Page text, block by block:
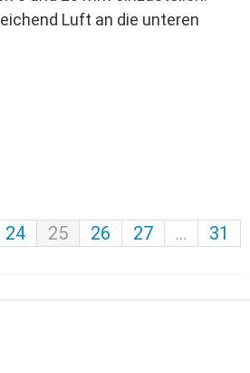
Luft an die unteren
24 25 26 27 ...
31